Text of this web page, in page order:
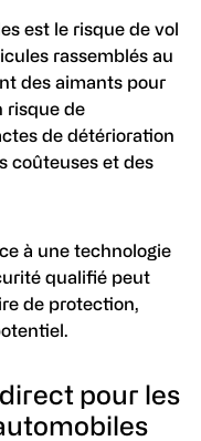
est le risque de vol
rassemblés au
des aimants pour
risque de
de détérioration
coûteuses et des
à une technologie
qualifié peut
de protection,
pour les